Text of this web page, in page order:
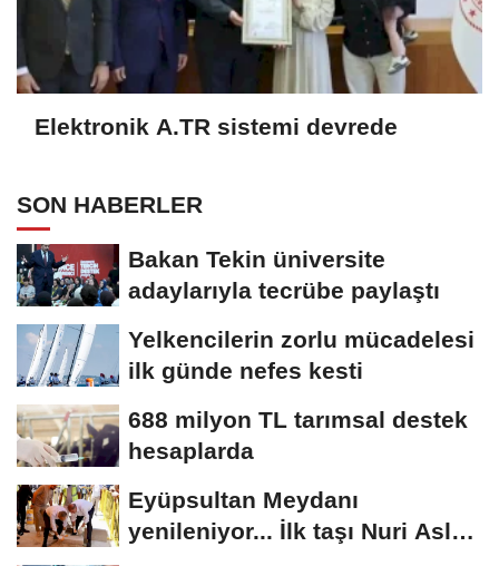
Elektronik A.TR sistemi devrede
SON HABERLER
Bakan Tekin üniversite
adaylarıyla tecrübe paylaştı
Yelkencilerin zorlu mücadelesi
ilk günde nefes kesti
688 milyon TL tarımsal destek
hesaplarda
Eyüpsultan Meydanı
yenileniyor... İlk taşı Nuri Aslan